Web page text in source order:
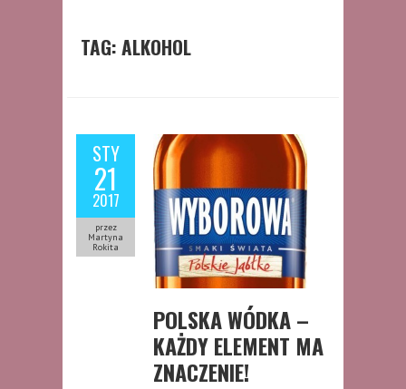
TAG:ALKOHOL
STY
21
2017
przez
Martyna
Rokita
POLSKA WÓDKA –
KAŻDY ELEMENT MA
ZNACZENIE!